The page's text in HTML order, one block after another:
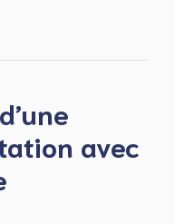
avec